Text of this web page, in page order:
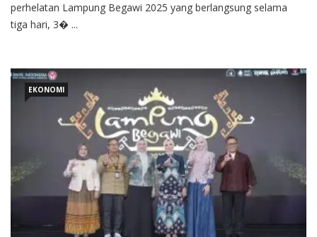
perhelatan Lampung Begawi 2025 yang berlangsung selama
tiga hari, 3� ...
EKONOMI